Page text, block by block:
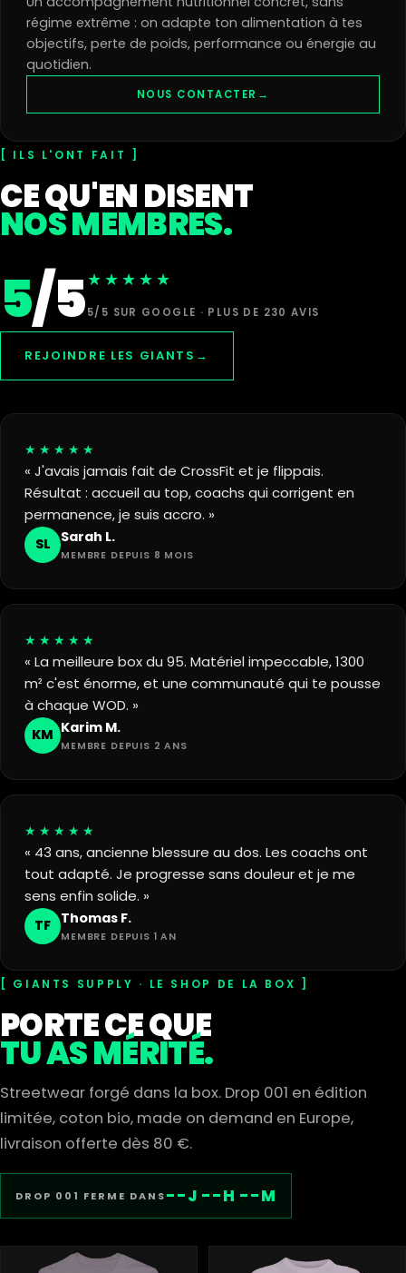
régime extrême : on adapte ton alimentation à tes
objectifs, perte de poids, performance ou énergie au
quotidien.
NOUS CONTACTER →
ILS L'ONT FAIT
CE QU'EN DISENT
NOS MEMBRES.
5/5★★★★★
5/5 SUR GOOGLE · PLUS DE 230 AVIS
REJOINDRE LES GIANTS →
★★★★★
« J'avais jamais fait de CrossFit et je flippais.
Résultat : accueil au top, coachs qui corrigent en
permanence, je suis accro. »
SL Sarah L.
MEMBRE DEPUIS 8 MOIS
★★★★★
« La meilleure box du 95. Matériel impeccable, 1300
m² c'est énorme, et une communauté qui te pousse
à chaque WOD. »
KM Karim M.
MEMBRE DEPUIS 2 ANS
★★★★★
« 43 ans, ancienne blessure au dos. Les coachs ont
tout adapté. Je progresse sans douleur et je me
sens enfin solide. »
TF Thomas F.
MEMBRE DEPUIS 1 AN
GIANTS SUPPLY · LE SHOP DE LA BOX
PORTE CE QUE
TU AS MÉRITÉ.
Streetwear forgé dans la box. Drop 001 en édition
limitée, coton bio, made on demand en Europe,
livraison offerte dès 80 €.
DROP 001 FERME DANS--J --H --M